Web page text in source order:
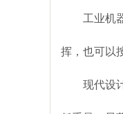
工业机
挥，也可以
现代设